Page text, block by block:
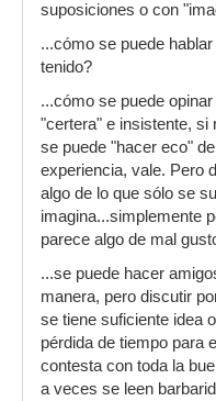
suposiciones o con
...cómo se puede
tenido?
...cómo se puede
"certera" e insistente, si
se puede "hacer eco"
experiencia, vale. Pero
algo de lo que sólo se
imagina...simplemente
parece algo de mal
...se puede hacer
manera, pero discutir
se tiene suficiente idea
pérdida de tiempo para
contesta con toda la
a veces se leen